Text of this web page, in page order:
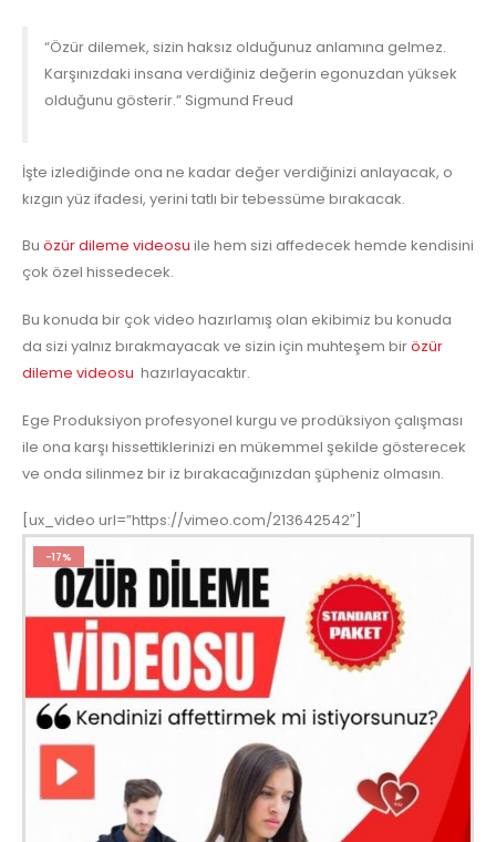
“Özür dilemek, sizin haksız olduğunuz anlamına gelmez.
Karşınızdaki insana verdiğiniz değerin egonuzdan yüksek
olduğunu gösterir.” Sigmund Freud
İşte izlediğinde ona ne kadar değer verdiğinizi anlayacak, o
kızgın yüz ifadesi, yerini tatlı bir tebessüme bırakacak.
Bu özür dileme videosu ile hem sizi affedecek hemde kendisini
çok özel hissedecek.
Bu konuda bir çok video hazırlamış olan ekibimiz bu konuda
da sizi yalnız bırakmayacak ve sizin için muhteşem birözür
dileme videosu hazırlayacaktır.
Ege Produksiyon profesyonel kurgu ve prodüksiyon çalışması
ile ona karşı hissettiklerinizi en mükemmel şekilde gösterecek
ve onda silinmez bir iz bırakacağınızdan şüpheniz olmasın.
[ux_video url=”https://vimeo.com/213642542″]
-17%